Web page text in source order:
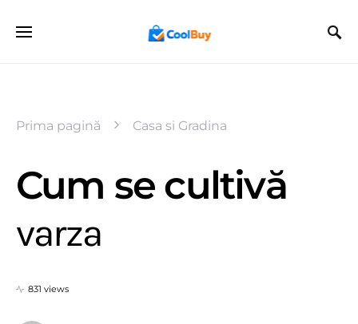
Prima pagină Casa si Gradina
Cum se cultivă
varza
831 views